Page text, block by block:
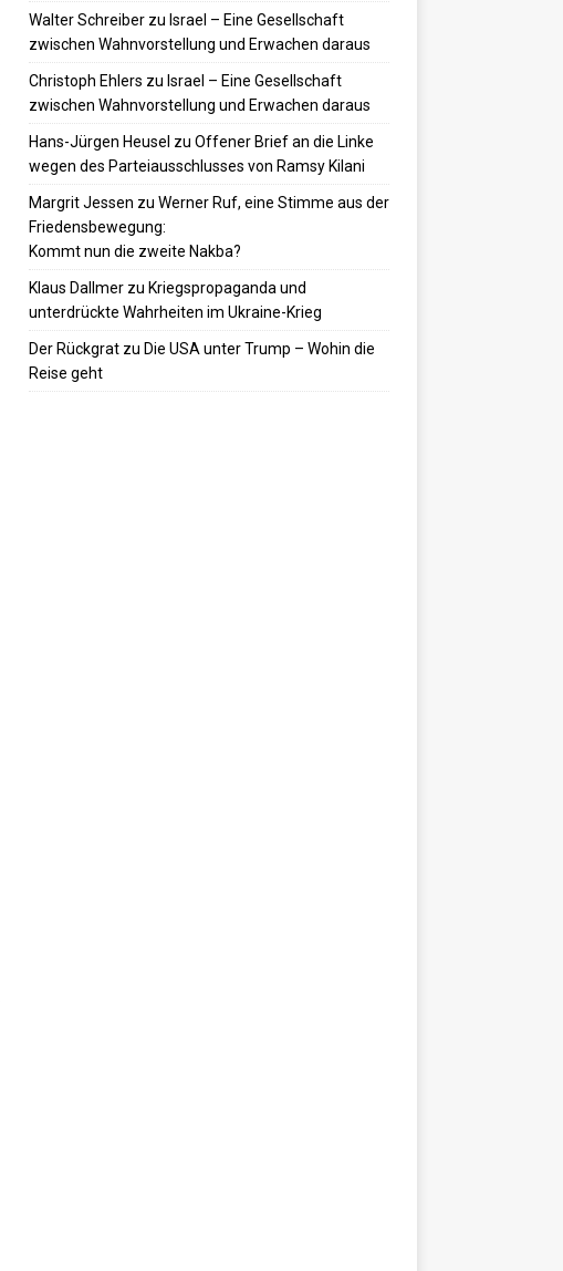
Walter Schreiberzu Israel – Eine Gesellschaft
zwischen Wahnvorstellung und Erwachen daraus
Christoph Ehlers zu Israel – Eine Gesellschaft
zwischen Wahnvorstellung und Erwachen daraus
Hans-Jürgen Heusel zu Offener Brief an die Linke
wegen des Parteiausschlusses von Ramsy Kilani
Margrit Jessen zu Werner Ruf, eine Stimme aus der
Friedensbewegung:
Kommt nun die zweite Nakba?
Klaus Dallmerzu Kriegspropaganda und
unterdrückte Wahrheiten im Ukraine-Krieg
Der Rückgratzu Die USA unter Trump – Wohin die
Reise geht